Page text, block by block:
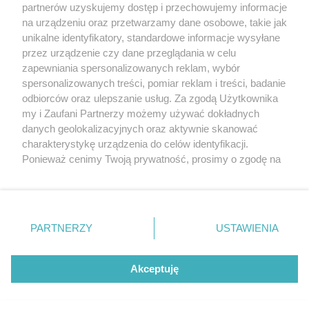
Pokaż więcej
Reklama Tematy Archiwum artykułów
Strona korzysta z plików cookies w celu realizacji usług. Pozostając na niej,
wyrażasz zgodę na ich wykorzystanie. Więcej informacji w polityce
prywatności.
partnerów uzyskujemy dostęp i przechowujemy informacje
na urządzeniu oraz przetwarzamy dane osobowe, takie jak
unikalne identyfikatory, standardowe informacje wysyłane
przez urządzenie czy dane przeglądania w celu
zapewniania spersonalizowanych reklam, wybór
spersonalizowanych treści, pomiar reklam i treści, badanie
odbiorców oraz ulepszanie usług. Za zgodą Użytkownika
my i Zaufani Partnerzy możemy używać dokładnych
danych geolokalizacyjnych oraz aktywnie skanować
charakterystykę urządzenia do celów identyfikacji.
Ponieważ cenimy Twoją prywatność, prosimy o zgodę na
znajdujący się w lewym dolnym rogu strony
. Niektóre
rodzaje przetwarzania danych nie wymagają zgody
użytkownika, ale masz prawo sprzeciwić się takiemu
przetwarzaniu. Preferencje będą miały zastosowania tylko
na tej witrynie.
PARTNERZY USTAWIENIA
Akceptuję